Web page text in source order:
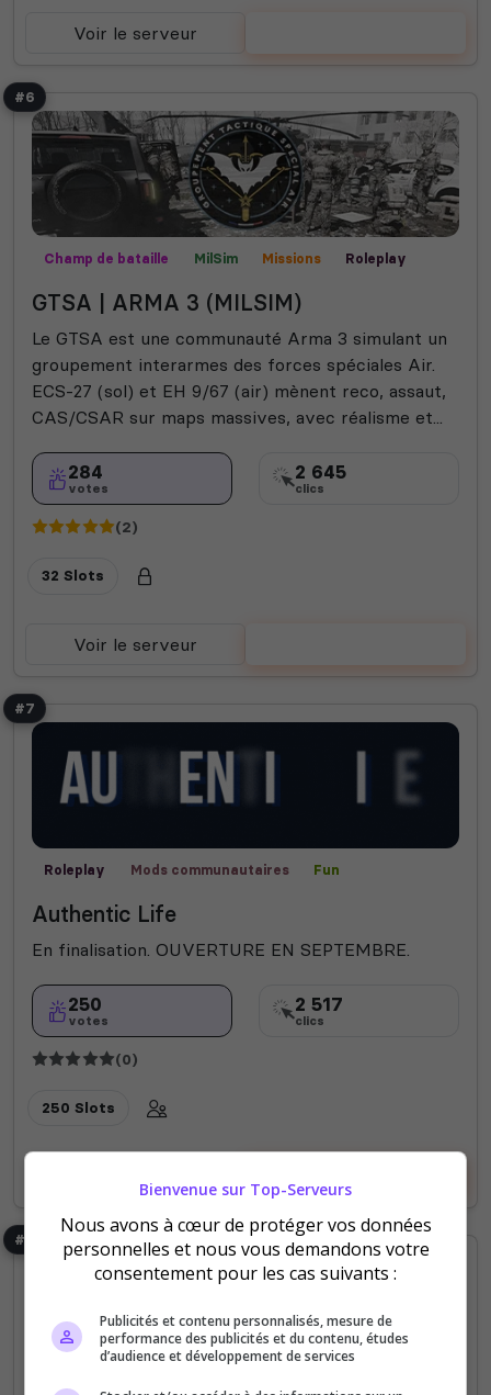
Voir le serveur
#6
Champ de bataille MilSim Missions Roleplay
GTSA | ARMA 3 (MILSIM)
Le GTSA est une communauté Arma 3 simulant un
groupement interarmes des forces spéciales Air.
ECS-27 (sol) et EH 9/67 (air) mènent reco, assaut,
CAS/CSAR sur maps massives, avec réalisme et...
284
votes
2 645
clics
(2)
32 Slots
Voir le serveur
#7
Roleplay Mods communautaires Fun
Authentic Life
En finalisation. OUVERTURE EN SEPTEMBRE.
250
votes
2 517
clics
(0)
250 Slots
#8
Bienvenue sur Top-Serveurs
Nous avons à cœur de protéger vos données
personnelles et nous vous demandons votre
consentement pour les cas suivants :
Publicités et contenu personnalisés, mesure de
performance des publicités et du contenu, études
d’audience et développement de services